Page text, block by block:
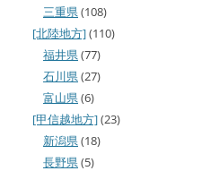
三重県(108)
[北陸地方](110)
福井県(77)
石川県(27)
富山県(6)
[甲信越地方](23)
新潟県(18)
長野県(5)